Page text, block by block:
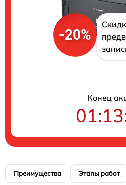
-20%
Конец
Преимущества Этапы работ